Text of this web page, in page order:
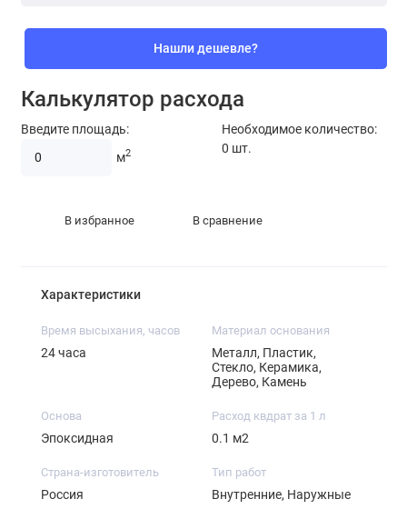
Нашли дешевле?
Калькулятор расхода
Введите площадь:
м2
Необходимое количество:
0 шт.
В избранное В сравнение
Характеристики
Время высыхания, часов
24 часа
Материал основания
Металл, Пластик,
Стекло, Керамика,
Дерево, Камень
Основа
Эпоксидная
Расход квдрат за 1 л
0.1 м2
Страна-изготовитель
Россия
Тип работ
Внутренние, Наружные